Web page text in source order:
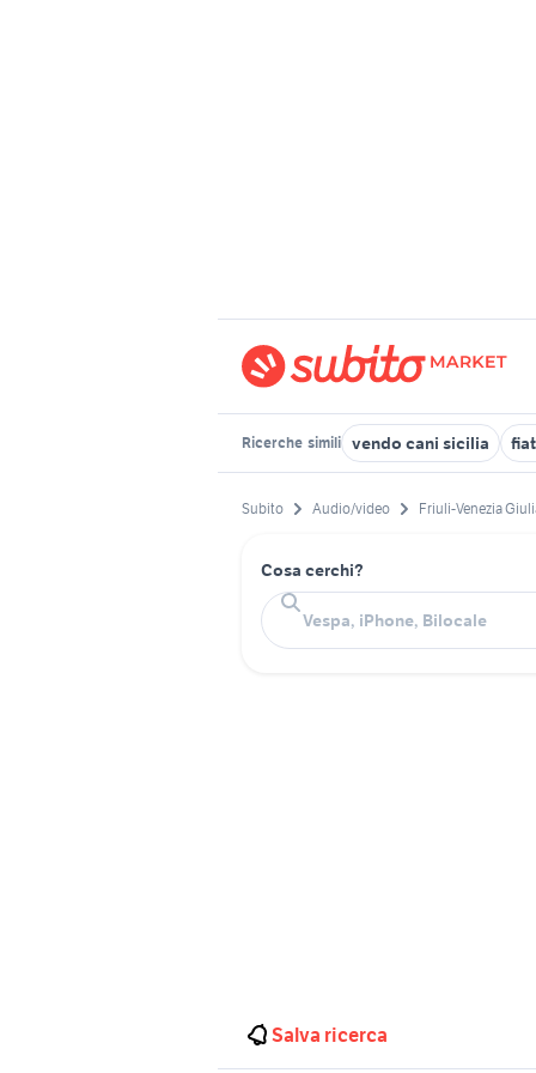
Ricerche simili vendo cani sicilia
Subito Audio/video Friuli-Venezia
Cosa cerchi?
Salva ricerca